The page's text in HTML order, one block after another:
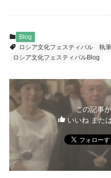
Blog
ロシア文化フェスティバル
執筆
ロシア文化フェスティバルBlog
この記事
いいね また